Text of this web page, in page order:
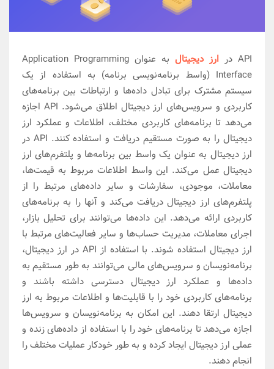
API در ارز دیجیتال
به عنوان Application Programming
Interface (واسط برنامه‌نویسی برنامه) به استفاده از یک
سیستم مشترک برای تبادل داده‌ها و ارتباطات بین برنامه‌های
کاربردی و سرویس‌های ارز دیجیتال اطلاق می‌شود. API اجازه
می‌دهد تا برنامه‌های کاربردی مختلف، اطلاعات و عملکرد ارز
دیجیتال را به صورت مستقیم دریافت و استفاده کنند. API در
ارز دیجیتال به عنوان یک واسط بین برنامه‌ها و پلتفرم‌های ارز
دیجیتال عمل می‌کند. این واسط اطلاعات مربوط به قیمت‌ها،
معاملات، موجودی، سفارشات و سایر داده‌های مرتبط را از
پلتفرم‌های ارز دیجیتال دریافت می‌کند و آنها را به برنامه‌های
کاربردی ارائه می‌دهد. این داده‌ها می‌توانند برای تحلیل بازار،
اجرای معاملات، مدیریت حساب‌ها و سایر فعالیت‌های مرتبط با
ارز دیجیتال استفاده شوند. با استفاده از API در ارز دیجیتال،
برنامه‌نویسان و سرویس‌های مالی می‌توانند به طور مستقیم به
داده‌ها و عملکرد ارز دیجیتال دسترسی داشته باشند و
برنامه‌های کاربردی خود را با قابلیت‌ها و اطلاعات مربوط به ارز
دیجیتال ارتقا دهند. این امکان به برنامه‌نویسان و سرویس‌ها
اجازه می‌دهد تا برنامه‌های خود را با استفاده از داده‌های زنده و
عملی ارز دیجیتال ایجاد کرده و به طور خودکار عملیات مختلف را
انجام دهند.